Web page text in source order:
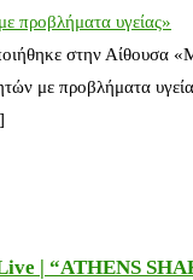
προβλήματα υγείας»
στην
με προβλήματα
| “ATHENS